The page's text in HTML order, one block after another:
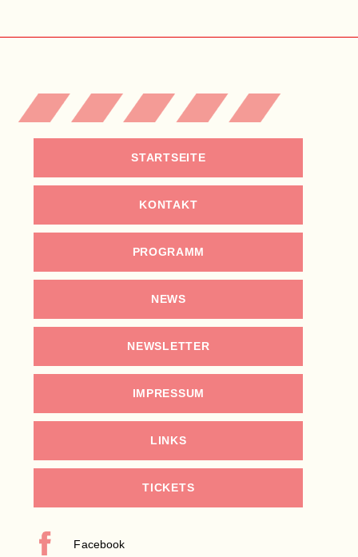
STARTSEITE
KONTAKT
PROGRAMM
NEWS
NEWSLETTER
IMPRESSUM
LINKS
TICKETS
Facebook